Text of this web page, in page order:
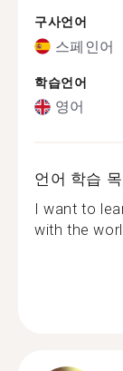
구사언어
스페인어
학습언어
영어
언어 학습
I want to
with the